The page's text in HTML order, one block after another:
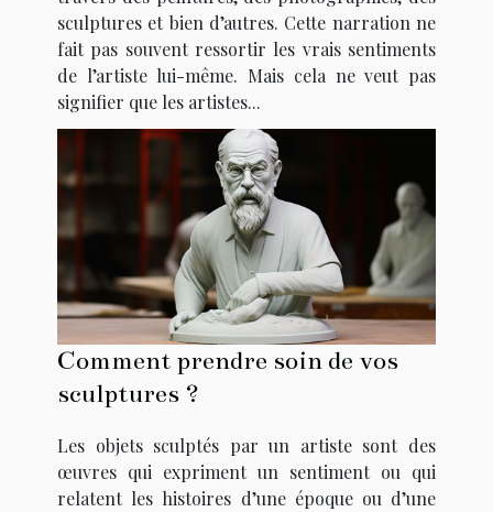
sculptures et bien d’autres. Cette narration ne
fait pas souvent ressortir les vrais sentiments
de l’artiste lui-même. Mais cela ne veut pas
signifier que les artistes...
Comment prendre soin de vos
sculptures ?
Les objets sculptés par un artiste sont des
œuvres qui expriment un sentiment ou qui
relatent les histoires d’une époque ou d’une